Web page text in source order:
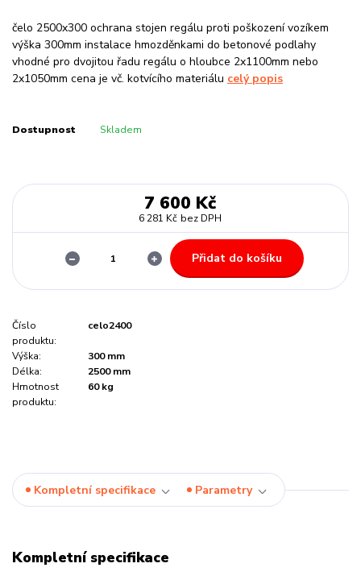
čelo 2500x300 ochrana stojen regálu proti poškození vozíkem
výška 300mm instalace hmozděnkami do betonové podlahy
vhodné pro dvojitou řadu regálu o hloubce 2x1100mm nebo
2x1050mm cena je vč. kotvícího materiálu celý popis
Dostupnost Skladem
7 600 Kč
6 281 Kč bez DPH
Přidat do košíku
Číslo
produktu:
celo2400
Výška:
300 mm
Délka:
2500 mm
Hmotnost
produktu:
60 kg
Kompletní specifikace Parametry
Kompletní specifikace